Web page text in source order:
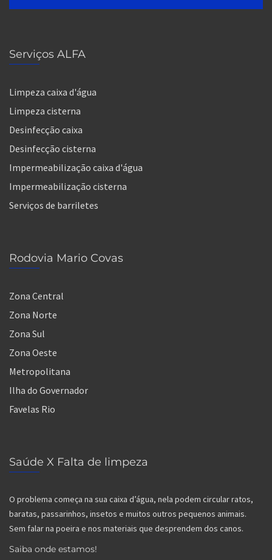
Serviços ALFA
Limpeza caixa d'água
Limpeza cisterna
Desinfecção caixa
Desinfecção cisterna
Impermeabilização caixa d'água
Impermeabilização cisterna
Serviços de barriletes
Rodovia Mario Covas
Zona Central
Zona Norte
Zona Sul
Zona Oeste
Metropolitana
Ilha do Governador
Favelas Rio
Saúde X Falta de limpeza
O problema começa na sua caixa d’água, nela podem circular ratos,
baratas, passarinhos, insetos e muitos outros pequenos animais.
Sem falar na poeira e nos materiais que desprendem dos canos.
Saiba onde estamos!